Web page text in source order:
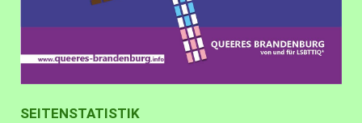
SEITENSTATISTIK